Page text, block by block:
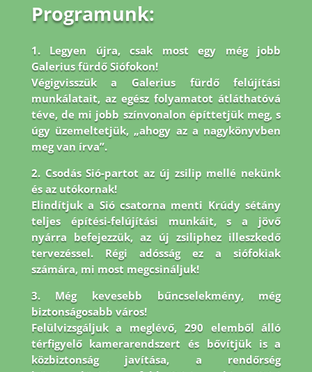
Programunk:
1. Legyen újra, csak most egy még jobb
Galerius fürdő Siófokon!
Végigvisszük a Galerius fürdő felújítási
munkálatait, az egész folyamatot átláthatóvá
téve, de mi jobb színvonalon építtetjük meg, s
úgy üzemeltetjük, „ahogy az a nagykönyvben
meg van írva”.
2. Csodás Sió-partot az új zsilip mellé nekünk
és az utókornak!
Elindítjuk a Sió csatorna menti Krúdy sétány
teljes építési-felújítási munkáit, s a jövő
nyárra befejezzük, az új zsiliphez illeszkedő
tervezéssel. Régi adósság ez a siófokiak
számára, mi most megcsináljuk!
3. Még kevesebb bűncselekmény, még
biztonságosabb város!
Felülvizsgáljuk a meglévő, 290 elemből álló
térfigyelő kamerarendszert és bővítjük is a
közbiztonság javítása, a rendőrség